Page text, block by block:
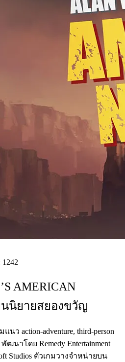
1242
AMERICAN
นนิยายสยองขวัญ
นว action-adventure, third-person
ฒนาโดย Remedy Entertainment
Studios ตัวเกมวางจำหน่ายบน